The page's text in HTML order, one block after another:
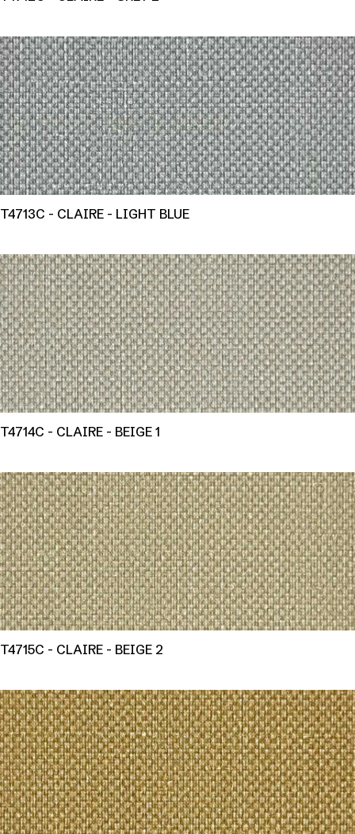
T4713C - CLAIRE - LIGHT BLUE
T4714C - CLAIRE - BEIGE 1
T4715C - CLAIRE - BEIGE 2